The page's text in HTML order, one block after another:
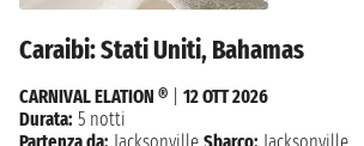
Caraibi: Stati Uniti, Bahamas
CARNIVAL ELATION ®
12 OTT 2026
Durata: 5 notti